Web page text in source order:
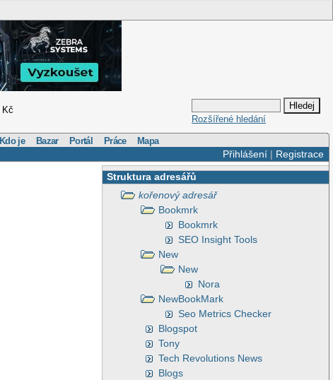
Kč
Rozšířené hledání
Kdo je Bazar Portál Práce Mapa
Přihlášení| Registrace
Struktura adresářů
kořenový adresář
Bookmrk
Bookmrk
SEO Insight Tools
New
New
Nora
NewBookMark
Seo Metrics Checker
Blogspot
Tony
Tech Revolutions News
Blogs